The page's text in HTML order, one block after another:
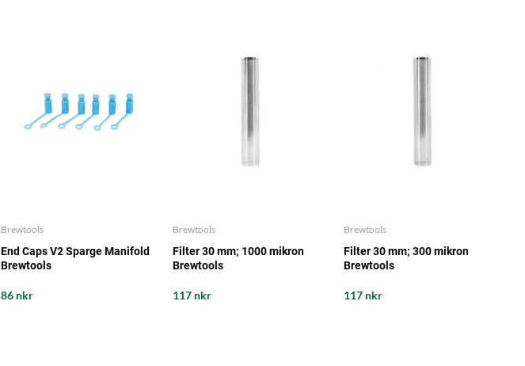
Brewtools
End Caps V2 Sparge Manifold
Brewtools
86 nkr
Brewtools
Filter 30 mm; 1000 mikron
Brewtools
117 nkr
Brewtools
Filter 30 mm; 300 mikron
Brewtools
117 nkr